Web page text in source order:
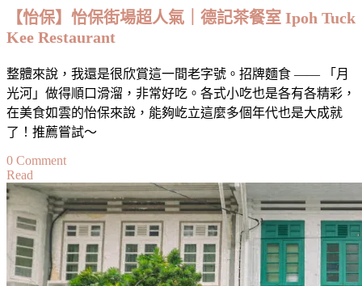
at
De.Wan
1958
Chef
Wan
@
The
Linc
KL
【怡保】怡保街場超人氣｜德記茶餐室 Ipoh Tuck
Kee Restaurant
整體來說，我還是很欣賞這一間老字號。招牌麵食 —— 「月
光河」做得順口滑溜，非常好吃。各式小吃也是各有各精彩，
在美食如雲的怡保來說，能夠屹立這麼多個年代也是大成就
了！推薦嘗試～
0 Commenton
保】
怡
保
街
場
Read